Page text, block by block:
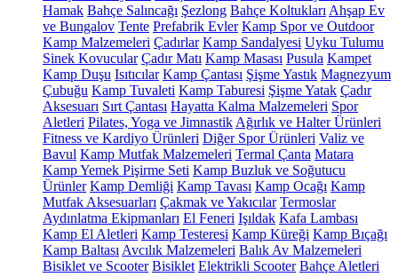
Hamak Bahçe Salıncağı Şezlong Bahçe Koltukları Ahşap Ev
ve Bungalov Tente Prefabrik Evler Kamp Spor ve Outdoor
Kamp Malzemeleri Çadırlar Kamp Sandalyesi Uyku Tulumu
Sinek Kovucular Çadır Matı Kamp Masası Pusula Kampet
Kamp Duşu Isıtıcılar Kamp Çantası Şişme Yastık Magnezyum
Çubuğu Kamp Tuvaleti Kamp Taburesi Şişme Yatak Çadır
Aksesuarı Sırt Çantası Hayatta Kalma Malzemeleri Spor
Aletleri Pilates, Yoga ve Jimnastik Ağırlık ve Halter Ürünleri
Fitness ve Kardiyo Ürünleri Diğer Spor Ürünleri Valiz ve
Bavul Kamp Mutfak Malzemeleri Termal Çanta Matara
Kamp Yemek Pişirme Seti Kamp Buzluk ve Soğutucu
Ürünler Kamp Demliği Kamp Tavası Kamp Ocağı Kamp
Mutfak Aksesuarları Çakmak ve Yakıcılar Termoslar
Aydınlatma Ekipmanları El Feneri Işıldak Kafa Lambası
Kamp El Aletleri Kamp Testeresi Kamp Küreği Kamp Bıçağı
Kamp Baltası Avcılık Malzemeleri Balık Av Malzemeleri
Bisiklet ve Scooter Bisiklet Elektrikli Scooter Bahçe Aletleri